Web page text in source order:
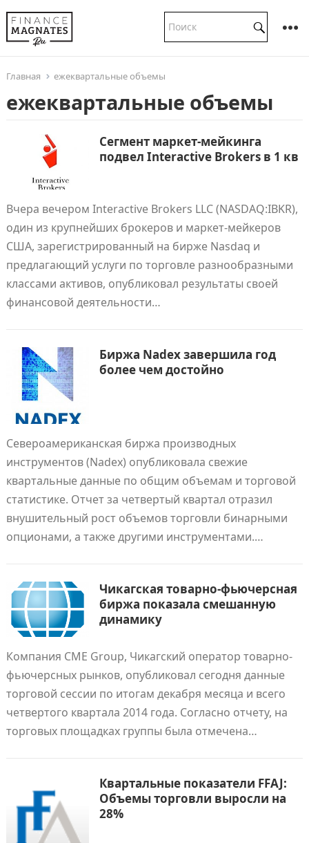
Главная ежеквартальные объемы
ежеквартальные объемы
Сегмент маркет-мейкинга
подвел Interactive Brokers в 1 кв
Вчера вечером Interactive Brokers LLC (NASDAQ:IBKR),
один из крупнейших брокеров и маркет-мейкеров
США, зарегистрированный на бирже Nasdaq и
предлагающий услуги по торговле разнообразными
классами активов, опубликовал результаты своей
финансовой деятельности…
Биржа Nadex завершила год
более чем достойно
Североамериканская биржа производных
инструментов (Nadex) опубликовала свежие
квартальные данные по общим объемам и торговой
статистике. Отчет за четвертый квартал отразил
внушительный рост объемов торговли бинарными
опционами, а также другими инструментами.…
Чикагская товарно-фьючерсная
биржа показала смешанную
динамику
Компания CME Group, Чикагский оператор товарно-
фьючерсных рынков, опубликовал сегодня данные
торговой сессии по итогам декабря месяца и всего
четвертого квартала 2014 года. Согласно отчету, на
торговых площадках группы была отмечена…
Квартальные показатели FFAJ:
Объемы торговли выросли на
28%